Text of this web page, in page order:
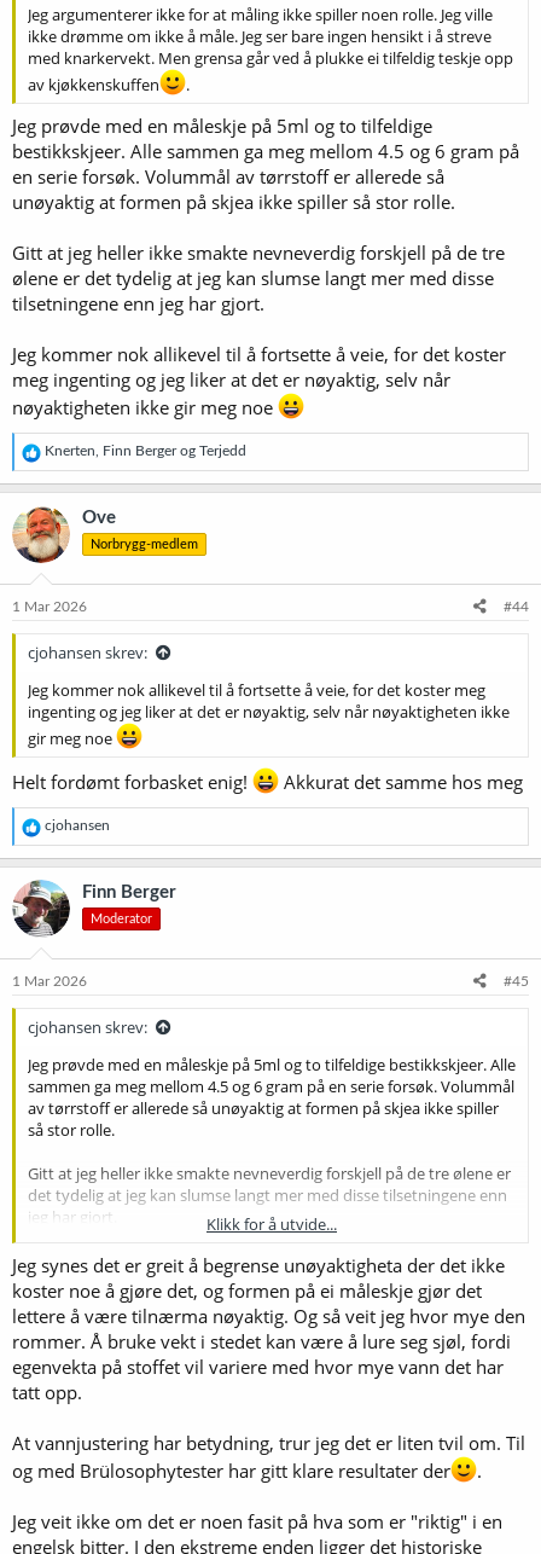
Jeg argumenterer ikke for at måling ikke spiller noen rolle. Jeg ville
ikke drømme om ikke å måle. Jeg ser bare ingen hensikt i å streve
med knarkervekt. Men grensa går ved å plukke ei tilfeldig teskje opp
av kjøkkenskuffen
.
Jeg prøvde med en måleskje på 5ml og to tilfeldige
bestikkskjeer. Alle sammen ga meg mellom 4.5 og 6 gram på
en serie forsøk. Volummål av tørrstoff er allerede så
unøyaktig at formen på skjea ikke spiller så stor rolle.
Gitt at jeg heller ikke smakte nevneverdig forskjell på de tre
ølene er det tydelig at jeg kan slumse langt mer med disse
tilsetningene enn jeg har gjort.
Jeg kommer nok allikevel til å fortsette å veie, for det koster
meg ingenting og jeg liker at det er nøyaktig, selv når
nøyaktigheten ikke gir meg noe
R
e
a
k
s
j
o
e
Knerten Finn Bergerog Terjedd
Ove
Norbrygg-medlem
1 Mar 2026 #44
cjohansen skrev:
Jeg kommer nok allikevel til å fortsette å veie, for det koster meg
ingenting og jeg liker at det er nøyaktig, selv når nøyaktigheten ikke
gir meg noe
Helt fordømt forbasket enig! Akkurat det samme hos meg
R
e
a
k
s
j
o
e
cjohansen
Finn Berger
Moderator
1 Mar 2026 #45
cjohansen skrev:
Jeg prøvde med en måleskje på 5ml og to tilfeldige bestikkskjeer. Alle
sammen ga meg mellom 4.5 og 6 gram på en serie forsøk. Volummål
av tørrstoff er allerede så unøyaktig at formen på skjea ikke spiller
så stor rolle.
Gitt at jeg heller ikke smakte nevneverdig forskjell på de tre ølene er
det tydelig at jeg kan slumse langt mer med disse tilsetningene enn
jeg har gjort.
Jeg kommer nok allikevel til å fortsette å veie, for det koster meg
ingenting og jeg liker at det er nøyaktig, selv når nøyaktigheten ikke
gir meg noe
Klikk for å utvide...
Jeg synes det er greit å begrense unøyaktigheta der det ikke
koster noe å gjøre det, og formen på ei måleskje gjør det
lettere å være tilnærma nøyaktig. Og så veit jeg hvor mye den
rommer. Å bruke vekt i stedet kan være å lure seg sjøl, fordi
egenvekta på stoffet vil variere med hvor mye vann det har
tatt opp.
At vannjustering har betydning, trur jeg det er liten tvil om. Til
og med Brülosophytester har gitt klare resultater der
.
Jeg veit ikke om det er noen fasit på hva som er "riktig" i en
engelsk bitter. I den ekstreme enden ligger det historiske